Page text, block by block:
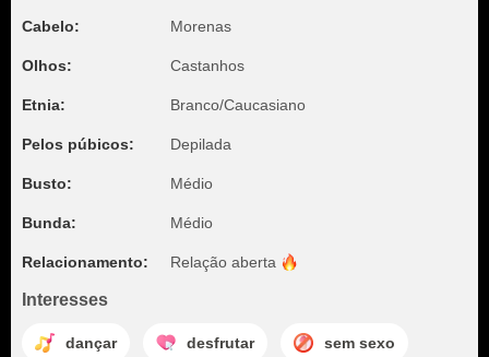
Cabelo: Morenas
Olhos: Castanhos
Etnia: Branco/Caucasiano
Pelos púbicos: Depilada
Busto: Médio
Bunda: Médio
Relacionamento: Relação aberta
Interesses
dançar desfrutar sem sexo